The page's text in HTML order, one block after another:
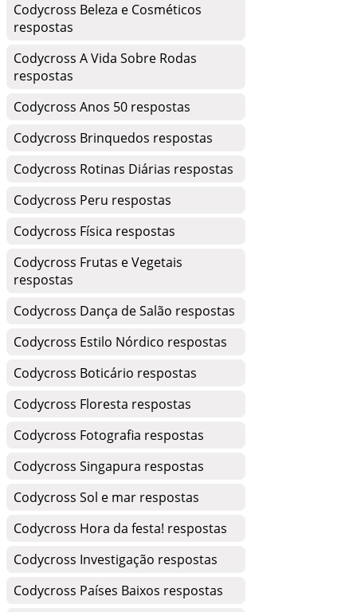
Codycross Beleza e Cosméticos
respostas
Codycross A Vida Sobre Rodas
respostas
Codycross Anos 50 respostas
Codycross Brinquedos respostas
Codycross Rotinas Diárias respostas
Codycross Peru respostas
Codycross Física respostas
Codycross Frutas e Vegetais
respostas
Codycross Dança de Salão respostas
Codycross Estilo Nórdico respostas
Codycross Boticário respostas
Codycross Floresta respostas
Codycross Fotografia respostas
Codycross Singapura respostas
Codycross Sol e mar respostas
Codycross Hora da festa! respostas
Codycross Investigação respostas
Codycross Países Baixos respostas